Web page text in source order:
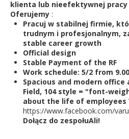
klienta lub nieefektywnej pracy
Oferujemy :
Pracuj w stabilnej firmie,
trudnym i profesjonalnym,
stable career growth
Official design
Stable Payment of the RF
Work schedule: 5/2 from
Spacious and modern office
Field, 104 style = "font-
about the life of employees
https://www.facebook.com/
Dołącz do zespołuAli!